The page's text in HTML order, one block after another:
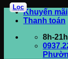
Bỏ
qua
dung
Khuyến mãi
Thanh toán
8h-21h
Lọc